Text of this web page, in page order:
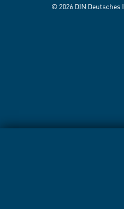
© 2026 DIN